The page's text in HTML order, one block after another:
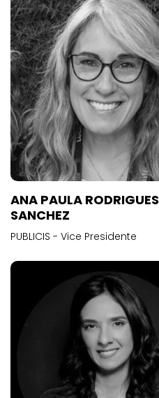
ANA PAULA RODRIGUES
SANCHEZ
PUBLICIS - Vice Presidente